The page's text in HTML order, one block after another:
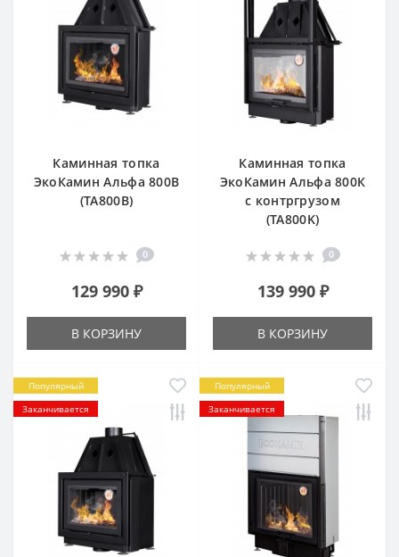
Каминная топка
ЭкоКамин Альфа 800B
(TA800B)
0
129 990 ₽
В КОРЗИНУ
Каминная топка
ЭкоКамин Альфа 800К
с контргрузом
(TA800K)
0
139 990 ₽
В КОРЗИНУ
Популярный
Заканчивается
Популярный
Заканчивается